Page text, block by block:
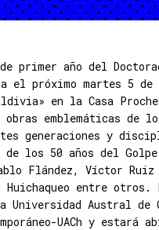
primer año del
el próximo martes 5
en la Casa
obras emblemáticas
generaciones y
los 50 años del
Flández, Víctor
Huichaqueo entre
Universidad Austral
UACh y